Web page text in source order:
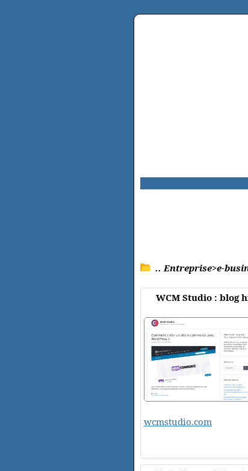
.. Entreprise>e-
WCM Studio : blog
wcmstudio.com